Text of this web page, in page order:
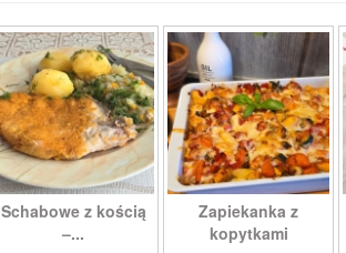
Schabowe z kością
–...
Zapiekanka z
kopytkami